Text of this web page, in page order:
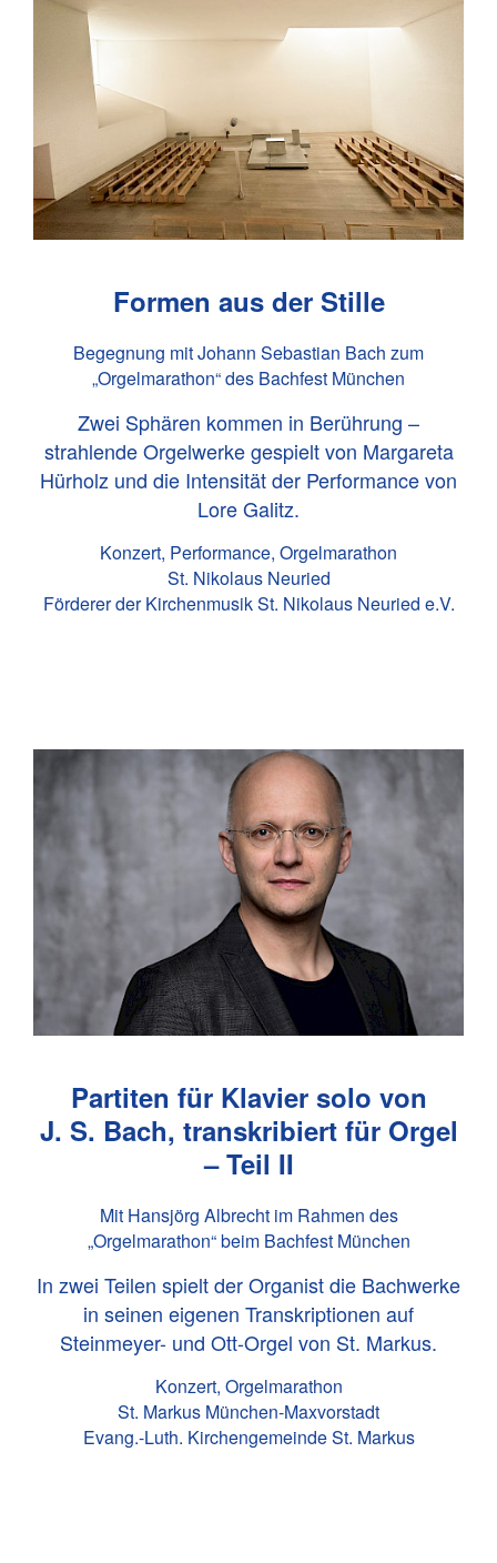
Formen aus der Stille
Begegnung mit Johann Sebastian Bach zum
„Orgelmarathon“ des Bachfest München
Zwei Sphären kommen in Berührung –
strahlende Orgelwerke gespielt von Margareta
Hürholz und die Intensität der Performance von
Lore Galitz.
Konzert, Performance, Orgelmarathon
St. Nikolaus Neuried
Förderer der Kirchenmusik St. Nikolaus Neuried e.V.
Partiten für Klavier solo von
J. S. Bach, transkribiert für Orgel
– Teil II
Mit Hansjörg Albrecht im Rahmen des
„Orgelmarathon“ beim Bachfest München
In zwei Teilen spielt der Organist die Bachwerke
in seinen eigenen Transkriptionen auf
Steinmeyer- und Ott-Orgel von St. Markus.
Konzert, Orgelmarathon
St. Markus München-Maxvorstadt
Evang.-Luth. Kirchengemeinde St. Markus